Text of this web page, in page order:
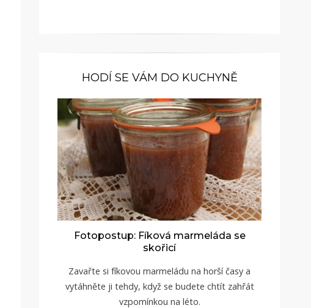
HODÍ SE VÁM DO KUCHYNĚ
Fotopostup: Fíková marmeláda se
skořicí
Zavařte si fíkovou marmeládu na horší časy a
vytáhněte ji tehdy, když se budete chtít zahřát
vzpomínkou na léto.